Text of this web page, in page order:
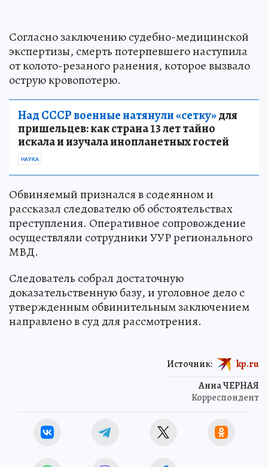
Согласно заключению судебно-медицинской
экспертизы, смерть потерпевшего наступила
от колото-резаного ранения, которое вызвало
острую кровопотерю.
Над СССР военные натянули «сетку»для
пришельцев: как страна 13 лет тайно
искала и изучала инопланетных гостей
НАУКА
Обвиняемый признался в содеянном и
рассказал следователю об обстоятельствах
преступления. Оперативное сопровождение
осуществляли сотрудники УУР регионального
МВД.
Следователь собрал достаточную
доказательственную базу, и уголовное дело с
утвержденным обвинительным заключением
направлено в суд для рассмотрения.
Анна ЧЕРНАЯ
Корреспондент
Источник: kp.ru